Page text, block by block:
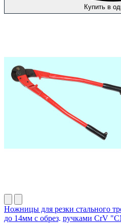
Купить в
Ножницы для резки стального
до 14мм с обрез. ручками CrV